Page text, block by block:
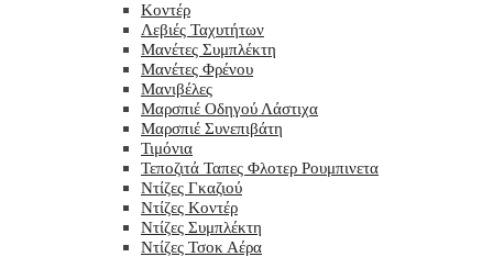
Κοντέρ
Λεβιές Ταχυτήτων
Μανέτες Συμπλέκτη
Μανέτες Φρένου
Μανιβέλες
Μαρσπιέ Οδηγού Λάστιχα
Μαρσπιέ Συνεπιβάτη
Τιμόνια
Τεποζιτά Ταπες Φλοτερ Ρουμπινετα
Ντίζες Γκαζιού
Ντίζες Κοντέρ
Ντίζες Συμπλέκτη
Ντίζες Τσοκ Αέρα